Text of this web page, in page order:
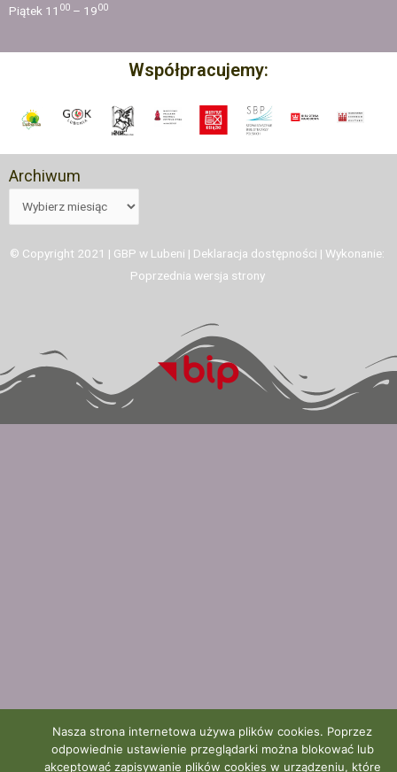
Piątek 11 00 – 1900
Współpracujemy:
Archiwum
© Copyright 2021 | GBP w Lubeni | Deklaracja dostępności | Wykonanie:
Poprzednia wersja strony
Nasza strona internetowa używa plików cookies. Poprzez
odpowiednie ustawienie przeglądarki można blokować lub
akceptować zapisywanie plików cookies w urządzeniu, które